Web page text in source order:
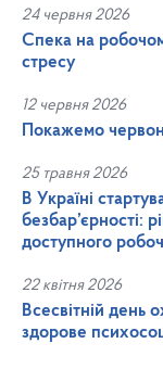
24 червня 2026
Спека на
стресу
12 червня 2026
Покажемо
25 травня 2026
В Україні
безбар’єрності:
доступного
22 квітня 2026
Всесвітній день
здорове